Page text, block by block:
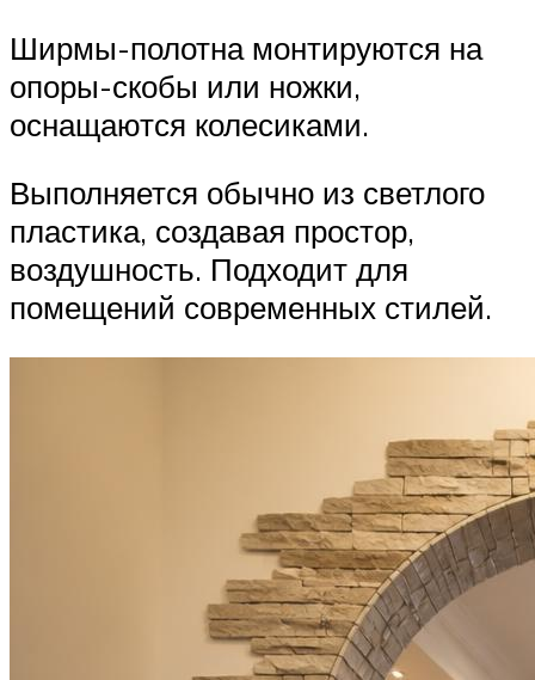
Ширмы-полотна монтируются на
опоры-скобы или ножки,
оснащаются колесиками.
Выполняется обычно из светлого
пластика, создавая простор,
воздушность. Подходит для
помещений современных стилей.